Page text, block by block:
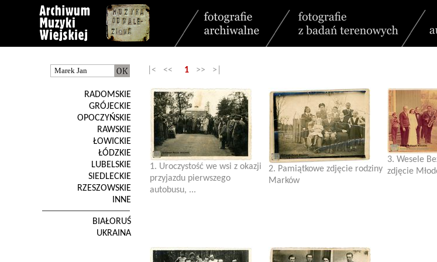
RADOMSKIE
GRÓJECKIE
OPOCZYŃSKIE
RAWSKIE
ŁOWICKIE
ŁÓDZKIE
LUBELSKIE
SIEDLECKIE
RZESZOWSKIE
INNE
BIAŁORUŚ
UKRAINA
|< << 1 >> >|
1. Uroczystość we wsi z okazji
przyjazdu pierwszego
autobusu, ...
2. Pamiątkowe zdjęcie rodziny
Marków
3. Wesele
zdjęcie